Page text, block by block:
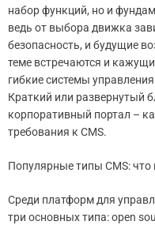
набор функций, но и
ведь от выбора движка
безопасность, и будущие
теме встречаются и
гибкие системы
Краткий или развернутый
корпоративный портал –
требования к CMS.
Популярные типы CMS: что
Среди платформ для
три основных типа: open